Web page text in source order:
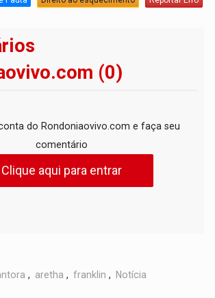
(0)
do Rondoniaovivo.com e faça seu
comentário
Clique aqui para entrar
, aretha , franklin , Notícia